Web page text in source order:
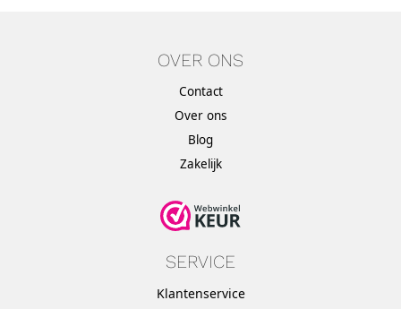
OVER ONS
Contact
Over ons
Blog
Zakelijk
SERVICE
Klantenservice